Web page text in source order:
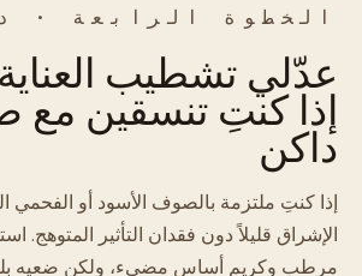
الخطوة الرابعة ·
عدّلي تشطيب
إذا كنتِ تنسقين
داكن
إذا كنتِ ملتزمة بالصوف الأسود أو الفحمي
الإشراق قليلاً دون فقدان التأثير المتوهج.
مرطب وكريم أساس مضيء، ولكن ضعيه